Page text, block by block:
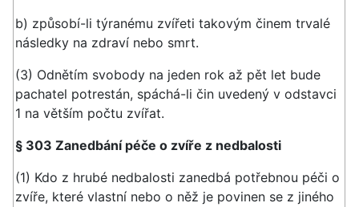
b) způsobí-li týranému zvířeti takovým činem trvalé
následky na zdraví nebo smrt.
(3) Odnětím svobody na jeden rok až pět let bude
pachatel potrestán, spáchá-li čin uvedený v odstavci
1 na větším počtu zvířat.
§ 303 Zanedbání péče o zvíře z nedbalosti
(1) Kdo z hrubé nedbalosti zanedbá potřebnou péči o
zvíře, které vlastní nebo o něž je povinen se z jiného